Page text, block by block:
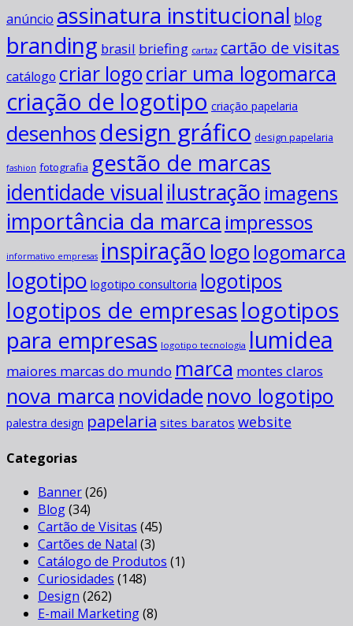
anúncio assinatura institucional blog
branding brasil briefing cartaz cartão de visitas
catálogo criar logocriar uma logomarca
criação de logotipo criação papelaria
desenhosdesign gráfico design papelaria
fashion fotografia gestão de marcas
identidade visualilustração imagens
importância da marca impressos
informativo empresas inspiração logo logomarca
logotipo logotipo consultoria logotipos
logotipos de empresaslogotipos
para empresas logotipo tecnologia lumidea
maiores marcas do mundo marca montes claros
nova marca novidade novo logotipo
palestra design papelaria sites baratos website
Categorias
Banner(26)
Blog(34)
Cartão de Visitas (45)
Cartões de Natal (3)
Catálogo de Produtos (1)
Curiosidades (148)
Design (262)
E-mail Marketing(8)